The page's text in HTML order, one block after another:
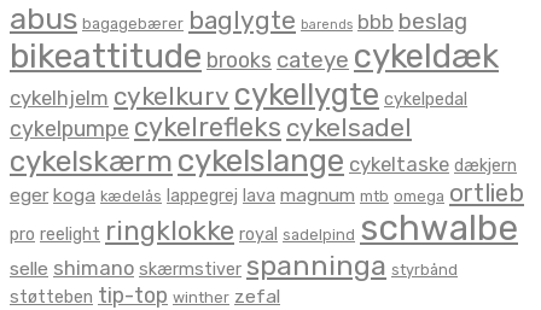
abus bagagebærer baglygte barends bbb beslag
bikeattitude brooks cateye cykeldæk
cykelhjelm cykelkurv cykellygte cykelpedal
cykelpumpe cykelrefleks cykelsadel
cykelskærm cykelslange cykeltaske dækjern
eger koga kædelås lappegrej lava magnum mtb omega ortlieb
pro reelight ringklokke royal sadelpind schwalbe
selle shimano skærmstiver spanninga styrbånd
støtteben tip-top winther zefal